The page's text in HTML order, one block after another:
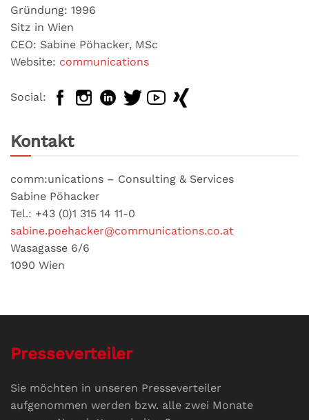
Gründung: 1996
Sitz in Wien
CEO: Sabine Pöhacker, MSc
Website: communications
Social:
Kontakt
comm:unications – Consulting & Services
Sabine Pöhacker
Tel.: +43 (0)1 315 14 11-0
sabine.poehacker@communications.co.at
Wasagasse 6/6
1090 Wien
Presseverteiler
Sie möchten in unseren Presseverteiler
aufgenommen werden bzw. alle zwei Monate